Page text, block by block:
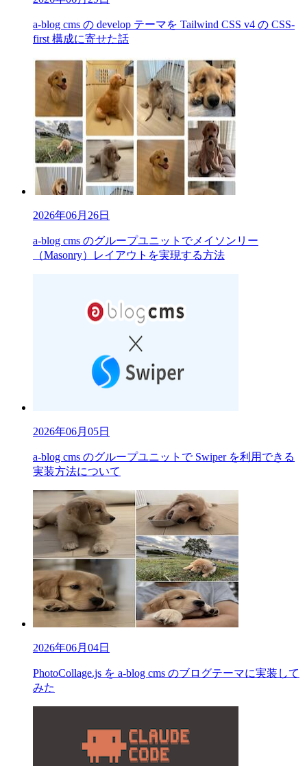
a-blog cms の develop テーマを Tailwind CSS v4 の CSS-
first 構成に寄せた話
2026年06月26日
a-blog cms のグループユニットでメイソンリー
（Masonry）レイアウトを実現する方法
2026年06月05日
a-blog cms のグループユニットで Swiper を利用できる
実装方法について
2026年06月04日
PhotoCollage.js を a-blog cms のブログテーマに実装して
みた